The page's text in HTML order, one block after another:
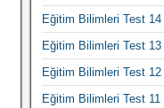
Eğitim Bilimleri Test 14
Eğitim Bilimleri Test 13
Eğitim Bilimleri Test 12
Eğitim Bilimleri Test 11